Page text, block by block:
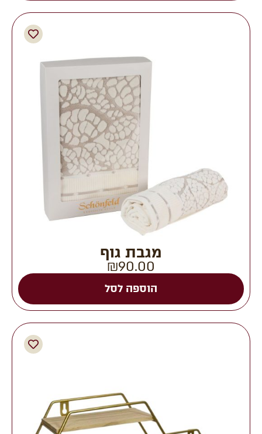
מגבת גוף
₪90.00
הוספה לסל